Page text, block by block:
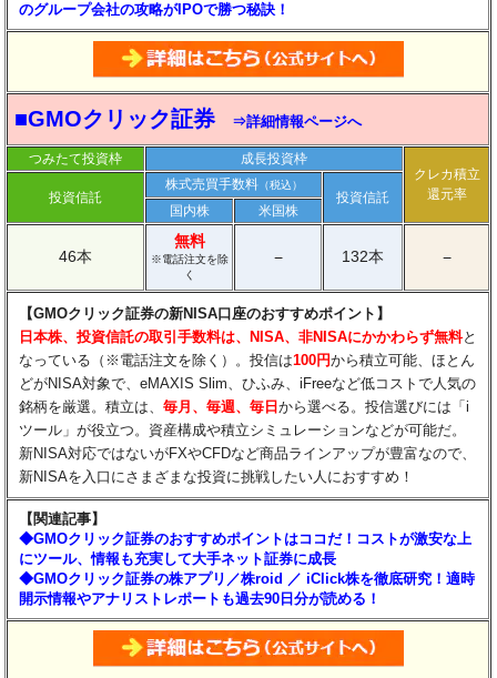
のグループ会社の攻略がIPOで勝つ秘訣！
■GMOクリック証券 ⇒詳細情報ページへ
つみたて投資枠
成長投資枠
クレカ積立
還元率
投資信託
株式売買手数料（税込）
投資信託
国内株
米国株
46本
無料
※電話注文を除
く
− 132本 −
【GMOクリック証券の新NISA口座のおすすめポイント】
日本株、投資信託の取引手数料は、NISA、非NISAにかかわらず無料と
なっている（※電話注文を除く）。投信は100円から積立可能、ほとん
どがNISA対象で、eMAXIS Slim、ひふみ、iFreeなど低コストで人気の
銘柄を厳選。積立は、毎月、毎週、毎日から選べる。投信選びには「i
ツール」が役立つ。資産構成や積立シミュレーションなどが可能だ。
新NISA対応ではないがFXやCFDなど商品ラインアップが豊富なので、
新NISAを入口にさまざまな投資に挑戦したい人におすすめ！
【関連記事】
◆GMOクリック証券のおすすめポイントはココだ！コストが激安な上
にツール、情報も充実して大手ネット証券に成長
◆GMOクリック証券の株アプリ／株roid ／ iClick株を徹底研究！適時
開示情報やアナリストレポートも過去90日分が読める！